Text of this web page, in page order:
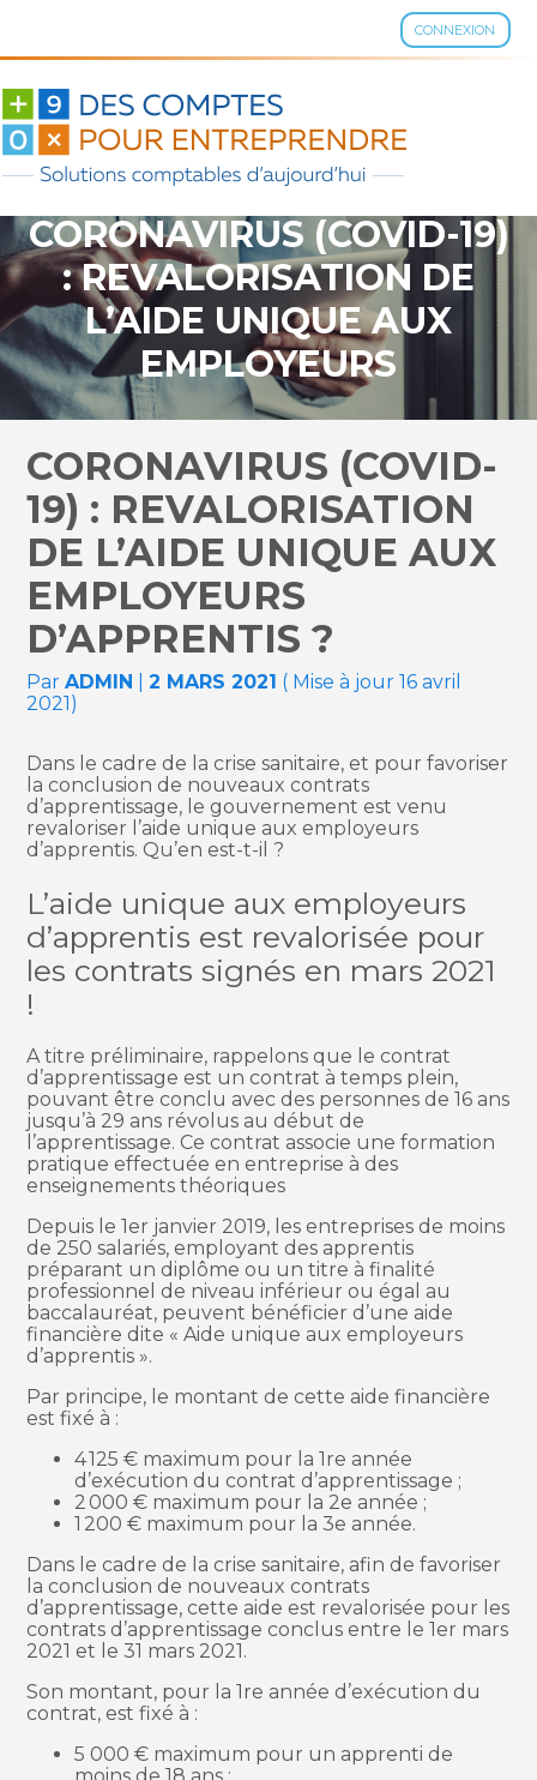
CONNEXION
Aller
contenu
CORONAVIRUS (COVID-19)
: REVALORISATION DE
L’AIDE UNIQUE AUX
EMPLOYEURS
D’APPRENTIS ?
CORONAVIRUS (COVID-
19) : REVALORISATION
DE L’AIDE UNIQUE AUX
EMPLOYEURS
D’APPRENTIS ?
ParADMIN |2 MARS 2021 ( Mise à jour 16 avril
2021)
Dans le cadre de la crise sanitaire, et pour favoriser
la conclusion de nouveaux contrats
d’apprentissage, le gouvernement est venu
revaloriser l’aide unique aux employeurs
d’apprentis. Qu’en est-t-il ?
L’aide unique aux employeurs
d’apprentis est revalorisée pour
les contrats signés en mars 2021
!
A titre préliminaire, rappelons que le contrat
d’apprentissage est un contrat à temps plein,
pouvant être conclu avec des personnes de 16 ans
jusqu’à 29 ans révolus au début de
l’apprentissage. Ce contrat associe une formation
pratique effectuée en entreprise à des
enseignements théoriques
Depuis le 1er janvier 2019, les entreprises de moins
de 250 salariés, employant des apprentis
préparant un diplôme ou un titre à finalité
professionnel de niveau inférieur ou égal au
baccalauréat, peuvent bénéficier d’une aide
financière dite « Aide unique aux employeurs
d’apprentis ».
Par principe, le montant de cette aide financière
est fixé à :
4 125 € maximum pour la 1re année
d’exécution du contrat d’apprentissage ;
2 000 € maximum pour la 2e année ;
1 200 € maximum pour la 3e année.
Dans le cadre de la crise sanitaire, afin de favoriser
la conclusion de nouveaux contrats
d’apprentissage, cette aide est revalorisée pour les
contrats d’apprentissage conclus entre le 1er mars
2021 et le 31 mars 2021.
Son montant, pour la 1re année d’exécution du
contrat, est fixé à :
5 000 € maximum pour un apprenti de
moins de 18 ans ;